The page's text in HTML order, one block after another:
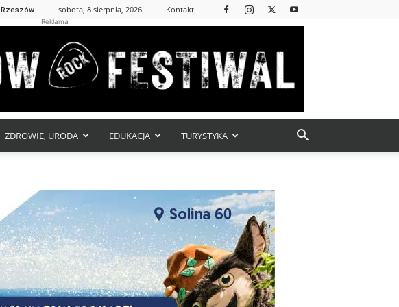
Rzeszów sobota, 8 sierpnia, 2026 Kontakt
Reklama
ZDROWIE, URODA EDUKACJA TURYSTYKA